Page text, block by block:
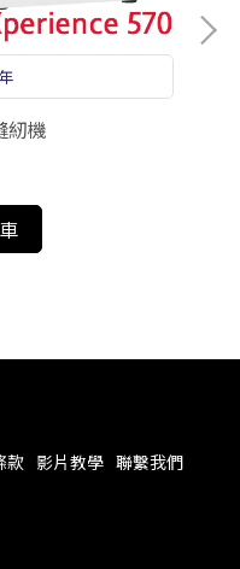
紉機
款 影片教學 聯繫我們